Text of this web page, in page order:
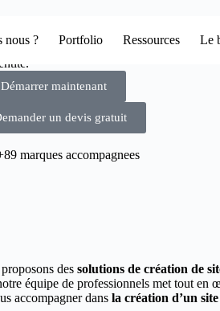
nous ? Portfolio Ressources Le
Démarrer maintenant
un devis gratuit
marques accompagnees
des solutions de création de
équipe de professionnels met tout en
accompagner dans la création d’un